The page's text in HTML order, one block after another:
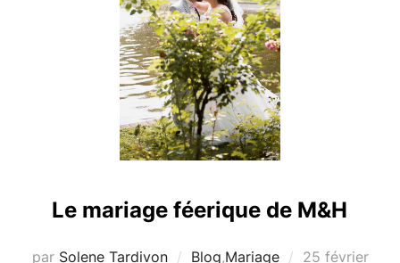
Le mariage féerique de M&H
par Solene Tardivon Blog,Mariage
Publié
25 février